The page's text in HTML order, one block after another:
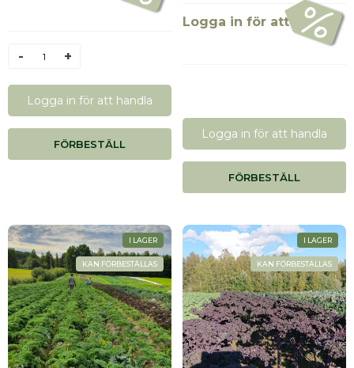
Antal
Logga in för att handla
FÖRBESTÄLL
Logga in för att se pris
Logga in för att handla
FÖRBESTÄLL
KAN FÖRBESTÄLLAS
I LAGER
KAN FÖRBESTÄLLAS
I LAGER